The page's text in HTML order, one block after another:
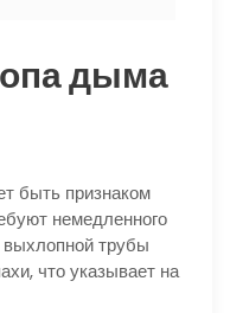
дыма
быть признаком
немедленного
выхлопной трубы
что указывает на